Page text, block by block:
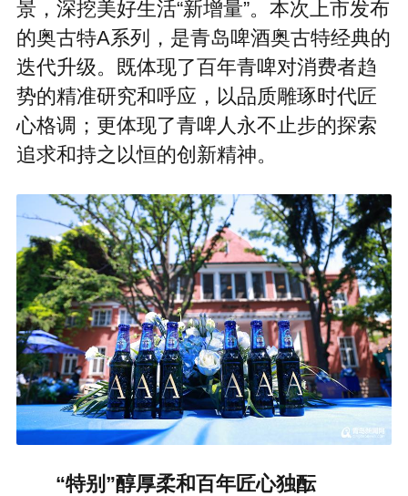
景，深挖美好生活“新增量”。本次上市发布
的奥古特A系列，是青岛啤酒奥古特经典的
迭代升级。既体现了百年青啤对消费者趋
势的精准研究和呼应，以品质雕琢时代匠
心格调；更体现了青啤人永不止步的探索
追求和持之以恒的创新精神。
“特别”醇厚柔和百年匠心独酝